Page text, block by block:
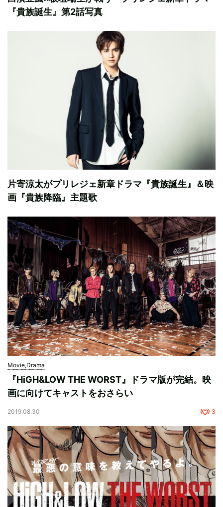
『貴族誕生』第2話写真
片寄涼太がプリレジェ新章ドラマ『貴族誕生』＆映
画『貴族降臨』主題歌
Movie,Drama
『HiGH&LOW THE WORST』ドラマ版が完結。映
画に向けてキャストをおさらい
2019.08.30 3